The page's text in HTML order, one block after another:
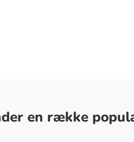
en række